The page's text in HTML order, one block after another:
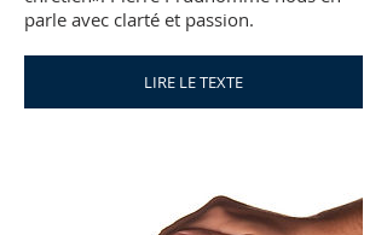
parle avec clarté et passion.
LIRE LE TEXTE